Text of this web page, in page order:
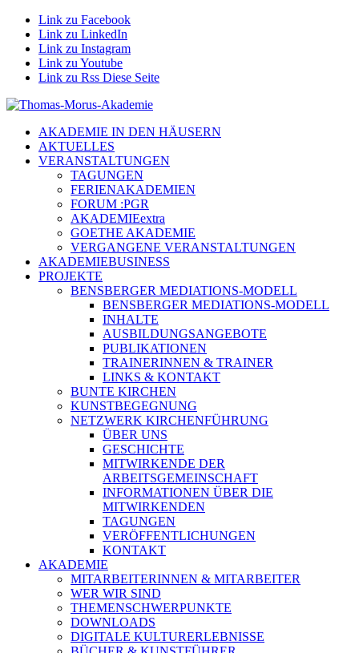
Link zu Facebook
Link zu LinkedIn
Link zu Instagram
Link zu Youtube
Link zu Rss Diese Seite
AKADEMIE IN DEN HÄUSERN
AKTUELLES
VERANSTALTUNGEN
TAGUNGEN
FERIENAKADEMIEN
FORUM :PGR
AKADEMIEextra
GOETHE AKADEMIE
VERGANGENE VERANSTALTUNGEN
AKADEMIEBUSINESS
PROJEKTE
BENSBERGER MEDIATIONS-MODELL
BENSBERGER MEDIATIONS-MODELL
INHALTE
AUSBILDUNGSANGEBOTE
PUBLIKATIONEN
TRAINERINNEN & TRAINER
LINKS & KONTAKT
BUNTE KIRCHEN
KUNSTBEGEGNUNG
NETZWERK KIRCHENFÜHRUNG
ÜBER UNS
GESCHICHTE
MITWIRKENDE DER
ARBEITSGEMEINSCHAFT
INFORMATIONEN ÜBER DIE
MITWIRKENDEN
TAGUNGEN
VERÖFFENTLICHUNGEN
KONTAKT
AKADEMIE
MITARBEITERINNEN & MITARBEITER
WER WIR SIND
THEMENSCHWERPUNKTE
DOWNLOADS
DIGITALE KULTURERLEBNISSE